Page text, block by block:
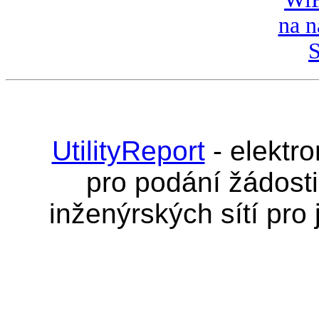
UtilityReport-
pro podání
inženýrských sítí pro